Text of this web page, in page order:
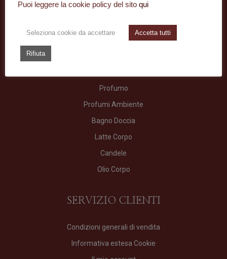
65122 Pescara PE
Profumo
Profumi Ambiente
Bagno Doccia
Latte Corpo
Candele
Olio Corpo
SERVIZIO CLIENTI
Condizioni generali di vendita
Informativa estesa Cookie
Puoi leggere la cookie policy del sito qui
Seleziona cookie da accettare Accetta tutti
Rifiuta